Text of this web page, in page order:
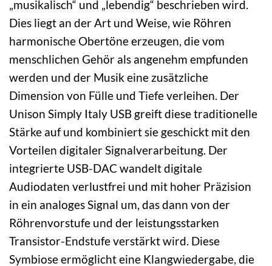
„musikalisch“ und „lebendig“ beschrieben wird.
Dies liegt an der Art und Weise, wie Röhren
harmonische Obertöne erzeugen, die vom
menschlichen Gehör als angenehm empfunden
werden und der Musik eine zusätzliche
Dimension von Fülle und Tiefe verleihen. Der
Unison Simply Italy USB greift diese traditionelle
Stärke auf und kombiniert sie geschickt mit den
Vorteilen digitaler Signalverarbeitung. Der
integrierte USB-DAC wandelt digitale
Audiodaten verlustfrei und mit hoher Präzision
in ein analoges Signal um, das dann von der
Röhrenvorstufe und der leistungsstarken
Transistor-Endstufe verstärkt wird. Diese
Symbiose ermöglicht eine Klangwiedergabe, die